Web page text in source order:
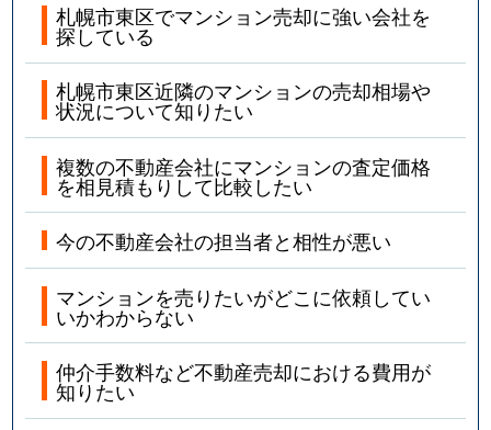
札幌市東区でマンション売却に強い会社を
探している
札幌市東区近隣のマンションの売却相場や
状況について知りたい
複数の不動産会社にマンションの査定価格
を相見積もりして比較したい
今の不動産会社の担当者と相性が悪い
マンションを売りたいがどこに依頼してい
いかわからない
仲介手数料など不動産売却における費用が
知りたい